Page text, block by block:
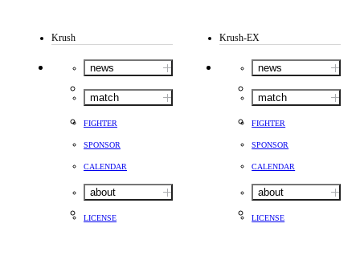
Krush
news
match
FIGHTER
SPONSOR
CALENDAR
about
LICENSE
Krush-EX
news
match
FIGHTER
SPONSOR
CALENDAR
about
LICENSE